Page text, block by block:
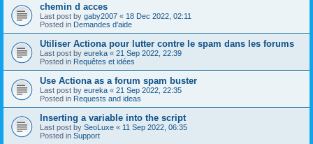
chemin d acces
Last post by gaby2007 « 18 Dec 2022, 02:11
Posted in Demandes d'aide
Utiliser Actiona pour lutter contre le spam dans les forums
Last post by eureka « 21 Sep 2022, 22:39
Posted in Requêtes et idées
Use Actiona as a forum spam buster
Last post by eureka « 21 Sep 2022, 22:35
Posted in Requests and ideas
Inserting a variable into the script
Last post by SeoLuxe « 11 Sep 2022, 06:35
Posted in Support